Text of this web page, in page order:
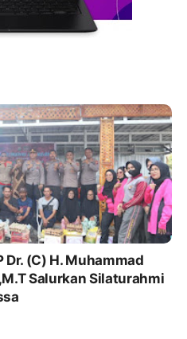
Dr. (C) H. Muhammad
Salurkan Silaturahmi